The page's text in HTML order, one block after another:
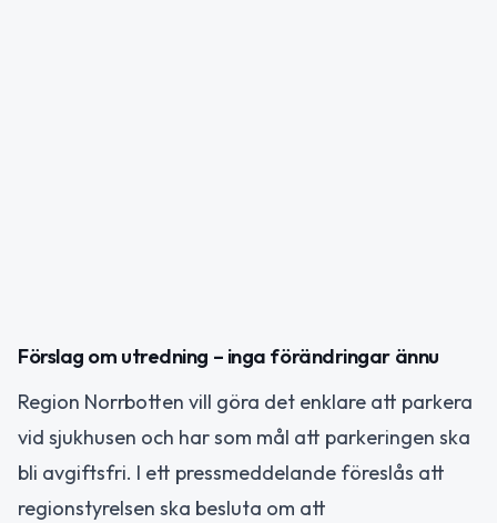
Förslag om utredning – inga förändringar ännu
Region Norrbotten vill göra det enklare att parkera
vid sjukhusen och har som mål att parkeringen ska
bli avgiftsfri. I ett pressmeddelande föreslås att
regionstyrelsen ska besluta om att